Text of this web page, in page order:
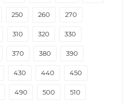
250 260 270
310 320 330
370 380 390
430 440 450
490 500 510